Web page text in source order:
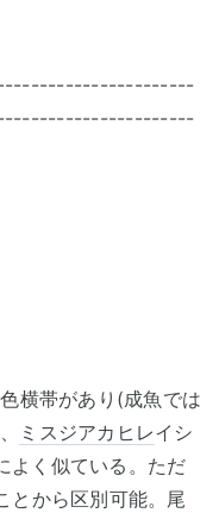
横帯があり(成魚では
ミスジアカヒレイシ
よく似ている。ただ
とから区別可能。尾